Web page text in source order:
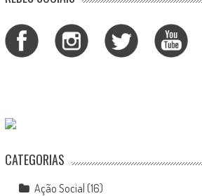
CATEGORIAS
Ação Social (16)